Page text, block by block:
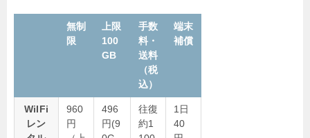
無制
限
上限
100
GB
手数
料・
送料
（税
込）
端末
補償
WiIFi
レン
960
円
496
円(9
往復
約1
1日
40